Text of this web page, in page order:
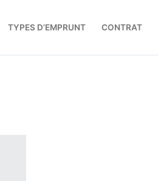
TYPES D’EMPRUNT CONTRAT